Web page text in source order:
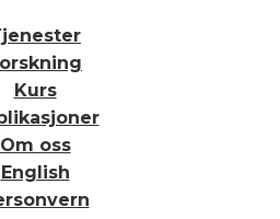
Kurs
Om oss
English